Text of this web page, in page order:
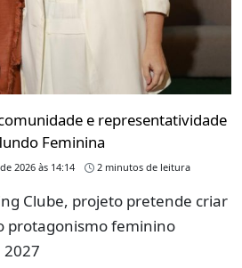
e representatividade
Feminina
2026 às 14:14 2 minutos de leitura
Clube, projeto pretende criar
protagonismo feminino